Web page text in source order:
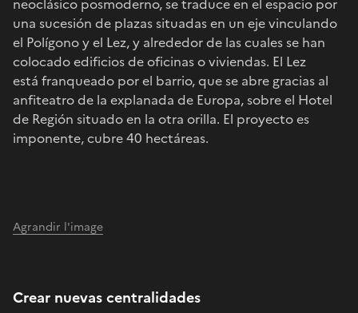
una sucesión de plazas situadas en un eje vinculando
el Polígono y el Lez, y alrededor de las cuales se han
colocado edificios de oficinas o viviendas. El Lez
está franqueado por el barrio, que se abre gracias al
anfiteatro de la explanada de Europa, sobre el Hotel
de Región situado en la otra orilla. El proyecto es
imponente, cubre 40 hectáreas.
Agrandir l'image
Crear nuevas centralidades